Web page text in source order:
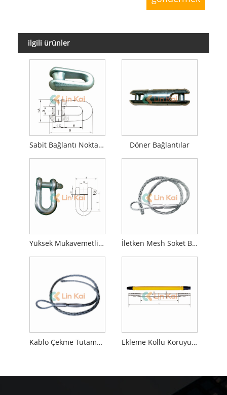
ilgili ürünler
Sabit Bağlantı Noktaları Tel Konektörü Döner Bağlantılar
Yüksek Mukavemetli Kelepçe İletken Mesh Soket Bağlantıları
Kablo Çekme Tutamaçları Ekleme Kollu Koruyucu